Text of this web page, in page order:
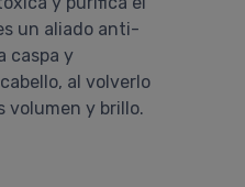
un aliado anti-
caspa y
al volverlo
volumen y brillo.